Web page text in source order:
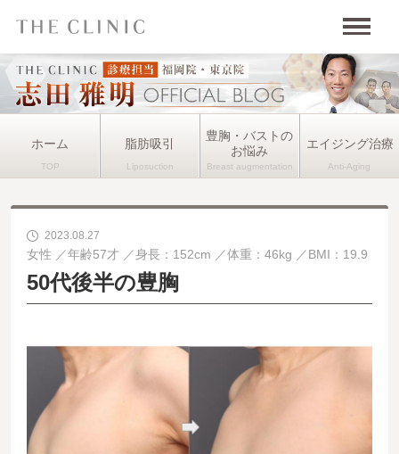
ホーム 脂肪吸引
豊胸・バストの
お悩み
エイジング治療
2023.08.27
女性 年齢57才 身長：152cm 体重：46kg BMI：19.9
50代後半の豊胸